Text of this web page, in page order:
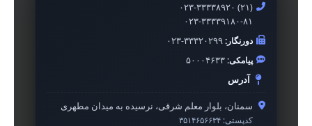
۰۲۳-۳۳۳۳۸۹۲۰ (۲۱)
۰۲۳-۳۳۳۳۹۱۸۰-۸۱
دورنگار:۰۲۳-۳۳۳۲۰۲۹۹
پیامکی:۵۰۰۰۴۶۳۳
آدرس
سمنان، بلوار معلم شرقی، نرسیده به میدان مطهری
کدپستی: ۳۵۱۴۶۵۶۶۳۴